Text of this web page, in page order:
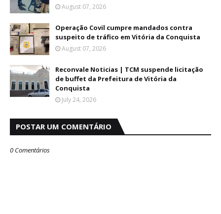
August 07, 2026
Operação Covil cumpre mandados contra
suspeito de tráfico em Vitória da Conquista
August 07, 2026
Reconvale Noticias | TCM suspende licitação
de buffet da Prefeitura de Vitória da
Conquista
July 24, 2026
POSTAR UM COMENTÁRIO
0 Comentários